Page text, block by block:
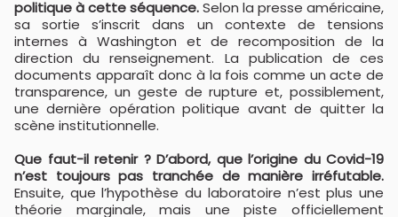
politique à cette séquence.Selon la presse américaine,
sa sortie s’inscrit dans un contexte de tensions
internes à Washington et de recomposition de la
direction du renseignement. La publication de ces
documents apparaît donc à la fois comme un acte de
transparence, un geste de rupture et, possiblement,
une dernière opération politique avant de quitter la
scène institutionnelle.
Que faut-il retenir ? D’abord, que l’origine du Covid-19
n’est toujours pas tranchée de manière irréfutable.
Ensuite, que l’hypothèse du laboratoire n’est plus une
théorie marginale, mais une piste officiellement